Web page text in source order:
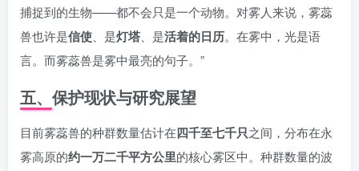
捕捉到的生物——都不会只是一个动物。对雾人来说，雾蕊
兽也许是信使 、是灯塔 、是活着的日历。在雾中，光是语
言。而雾蕊兽是雾中最亮的句子。”
五、保护现状与研究展望
目前雾蕊兽的种群数量估计在四千至七千只之间，分布在永
雾高原的约一万二千平方公里的核心雾区中。种群数量的波